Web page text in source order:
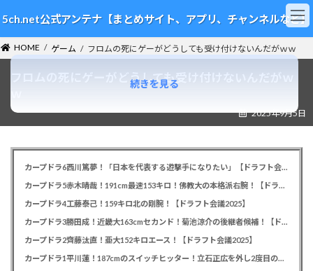
ン
テ
ン
ツ
ビ
ゲ
ー
シ
5ch.net公式アンテナ【まとめサイト、アプリ、チャンネルなど】
HOME ゲーム フロムの死にゲーがどうしても受け付けないんだがｗｗ
フロムの死にゲーがどうしても受け付けないんだがｗ
2025年9月5日
カープドラ6西川篤夢！「日本を代表する遊撃手になりたい」【ドラフト会議2025】
カープドラ5赤木晴哉！191cm最速153キロ！佛教大の本格派右腕！【ドラフト会議2025】
カープドラ4工藤泰己！159キロ北の剛腕！【ドラフト会議2025】
カープドラ3勝田成！近畿大163cmセカンド！菊池涼介の後継者候補！【ドラフト会議2025】
カープドラ2齊藤汰直！亜大152キロエース！【ドラフト会議2025】
カープドラ1平川蓮！187cmのスイッチヒッター！立石正広を外し2度目の重複も新井監督がクジを引き当てる！【ドラフト会議2025】
続きを見る